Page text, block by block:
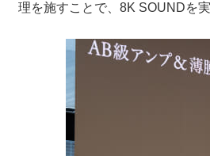
理を施すことで、8K SOUNDを実